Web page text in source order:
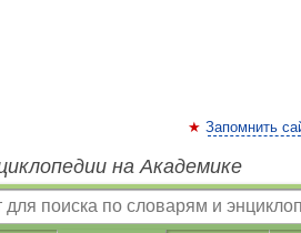
Запомнить
на Академике